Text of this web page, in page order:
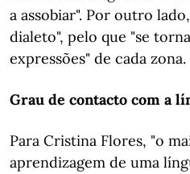
a assobiar". Por outro
dialeto", pelo que "se
expressões" de cada zona.
Grau de contacto com a
Para Cristina Flores, "o
aprendizagem de uma